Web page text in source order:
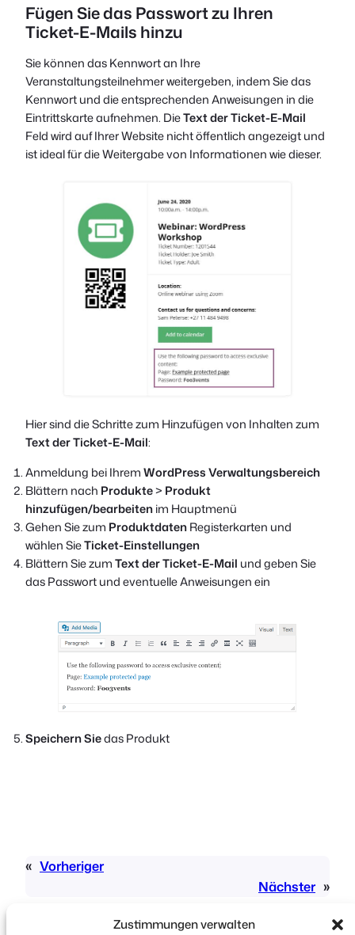
Zustimmungen verwalten
Fügen Sie das Passwort zu Ihren
Ticket-E-Mails hinzu
Sie können das Kennwort an Ihre
Veranstaltungsteilnehmer weitergeben, indem Sie das
Kennwort und die entsprechenden Anweisungen in die
Eintrittskarte aufnehmen. DieText der Ticket-E-Mail
Feld wird auf Ihrer Website nicht öffentlich angezeigt und
ist ideal für die Weitergabe von Informationen wie dieser.
Hier sind die Schritte zum Hinzufügen von Inhalten zum
Text der Ticket-E-Mail:
Anmeldung bei IhremWordPress Verwaltungsbereich
Blättern nach Produkte> Produkt
hinzufügen/bearbeitenim Hauptmenü
Gehen Sie zum ProduktdatenRegisterkarten und
wählen SieTicket-Einstellungen
Blättern Sie zumText der Ticket-E-Mail und geben Sie
das Passwort und eventuelle Anweisungen ein
Speichern Siedas Produkt
« Vorheriger
Nächster »